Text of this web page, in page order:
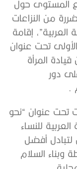
المستوى حول
من النزاعات
إقامة
تحت عنوان
المرأة
دور
تحت عنوان “نحو
للنساء
لتبادل أفضل
وبناء السلام